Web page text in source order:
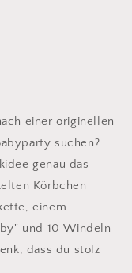
einer originellen
suchen?
genau das
Körbchen
einem
und 10 Windeln
dass du stolz